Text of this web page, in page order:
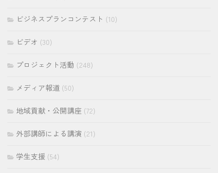
ビジネスプランコンテスト (10)
ビデオ (30)
プロジェクト活動 (248)
メディア報道 (50)
地域貢献・公開講座 (72)
外部講師による講演 (21)
学生支援 (54)